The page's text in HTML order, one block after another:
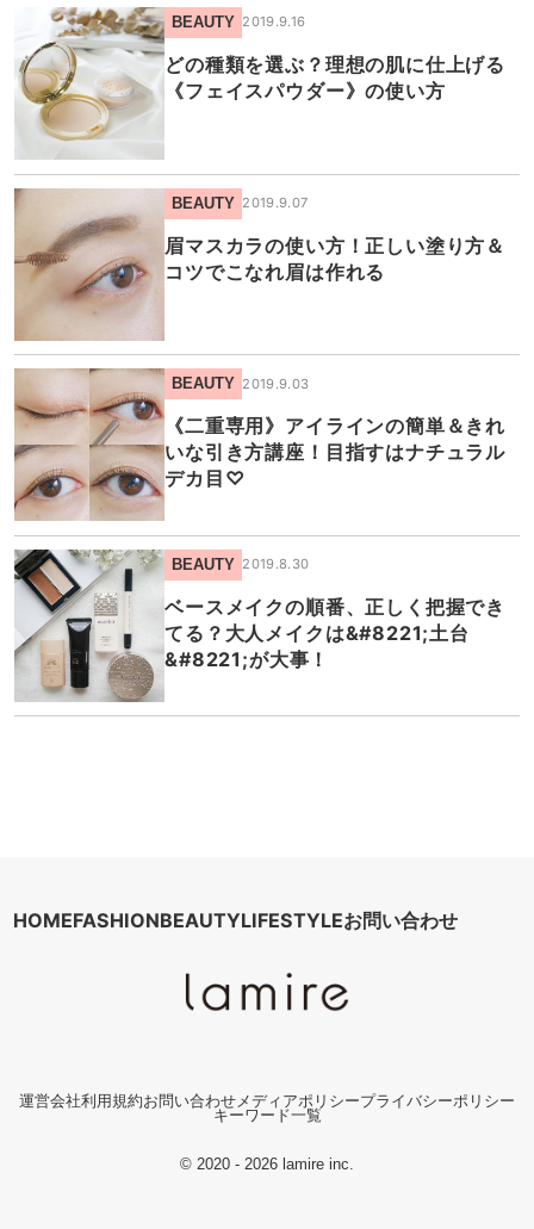
BEAUTY 2019.9.16
どの種類を選ぶ？理想の肌に仕上げる
《フェイスパウダー》の使い方
BEAUTY 2019.9.07
眉マスカラの使い方！正しい塗り方＆
コツでこなれ眉は作れる
BEAUTY 2019.9.03
《二重専用》アイラインの簡単＆きれ
いな引き方講座！目指すはナチュラル
デカ目♡
BEAUTY 2019.8.30
ベースメイクの順番、正しく把握でき
てる？大人メイクは&#8221;土台
&#8221;が大事！
HOMEFASHIONBEAUTYLIFESTYLEお問い合わせ
運営会社利用規約お問い合わせメディアポリシープライバシーポリシー
キーワード一覧
© 2020 - 2026 lamire inc.